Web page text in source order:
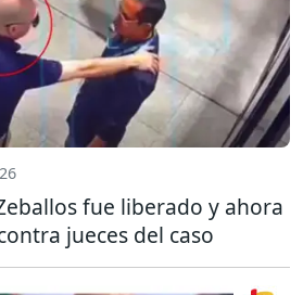
fue liberado y ahora
jueces del caso